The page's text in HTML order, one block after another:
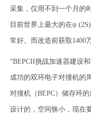
采集，仅用不到一个月的
目前世界上最大的在ψ
常好。而改造前获取1400
“BEPCII挑战加速器建设
成功的双环电子对撞机的
对撞机（BEPC）储存环
设计的，空间狭小，现在